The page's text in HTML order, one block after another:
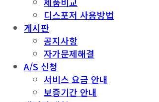
디스포저 사용방법
게시판
공지사항
자가문제해결
A/S 신청
서비스 요금 안내
보증기간 안내